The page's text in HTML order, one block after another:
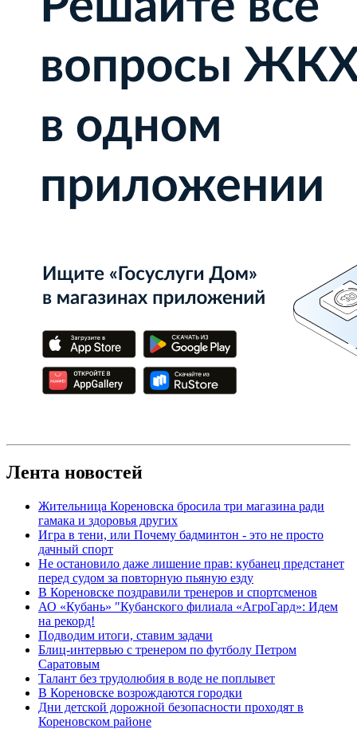
Лента новостей
Жительница Кореновска бросила три магазина ради
гамака и здоровья других
Игра в тени, или Почему бадминтон - это не просто
дачный спорт
Не остановило даже лишение прав: кубанец предстанет
перед судом за повторную пьяную езду
В Кореновске поздравили тренеров и спортсменов
АО «Кубань» "Кубанского филиала «АгроГард»: Идем
на рекорд!
Подводим итоги, ставим задачи
Блиц-интервью с тренером по футболу Петром
Саратовым
Талант без трудолюбия в воде не поплывет
В Кореновске возрождаются городки
Дни детской дорожной безопасности проходят в
Кореновском районе